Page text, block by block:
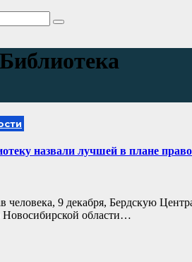
Библиотека
назвали лучшей в плане
человека, 9 декабря, Бердскую
Новосибирской области…